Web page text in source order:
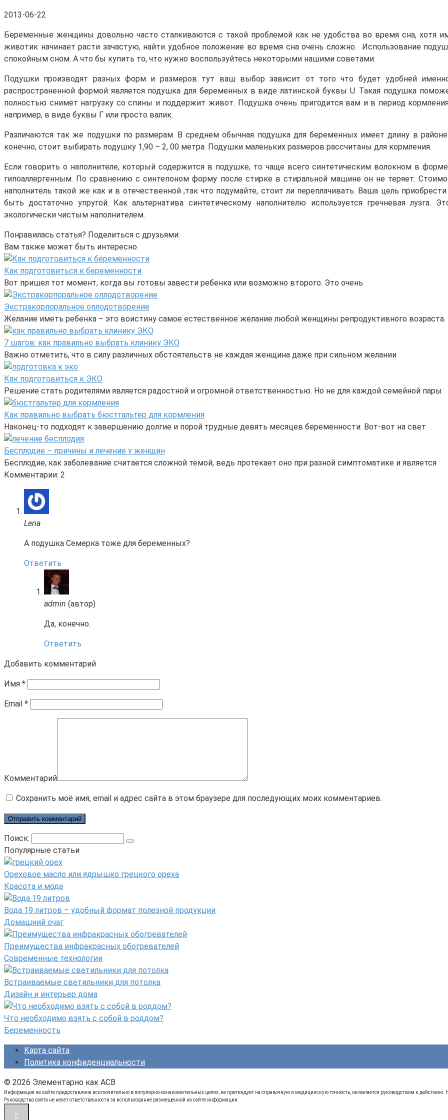
2013-06-22
Беременные женщины довольно часто сталкиваются с такой проблемой как не удобства во время сна, хотя
животик начинает расти зачастую, найти удобное положение во время сна очень сложно. Использование
спокойным сном. А что бы купить то, что нужно воспользуйтесь некоторыми нашими советами.
Подушки производят разных форм и размеров тут ваш выбор зависит от того что будет удобней
распространенной формой является подушка для беременных в виде латинской буквы U. Такая подушка
полностью снимет нагрузку со спины и поддержит живот. Подушка очень пригодится вам и в период
например, в виде буквы Г или просто валик.
Различаются так же подушки по размерам. В среднем обычная подушка для беременных имеет длину в
конечно, стоит выбирать подушку 1,90 – 2, 00 метра. Подушки маленьких размеров рассчитаны для кормления.
Если говорить о наполнителе, который содержится в подушке, то чаще всего синтетическим волокном в
гипоаллергенным. По сравнению с синтепоном форму после стирке в стиральной машине он не теряет.
наполнитель такой же как и в отечественной ,так что подумайте, стоит ли переплачивать. Ваша цель
быть достаточно упругой. Как альтернатива синтетическому наполнителю используется гречневая лузга.
экологически чистым наполнителем.
Понравилась статья? Поделиться с друзьями:
Вам также может быть интересно
Как подготовиться к беременности
Вот пришел тот момент, когда вы готовы завести ребенка или возможно второго. Это очень
Экстракорпоральное оплодотворение
Желание иметь ребенка – это воистину самое естественное желание любой женщины репродуктивного возраста.
7 шагов: как правильно выбрать клинику ЭКО
Важно отметить, что в силу различных обстоятельств не каждая женщина даже при сильном желании
Как подготовиться к ЭКО
Решение стать родителями является радостной и огромной ответственностью. Но не для каждой семейной пары
Как правильно выбрать бюстгальтер для кормления
Наконец-то подходят к завершению долгие и порой трудные девять месяцев беременности. Вот-вот на свет
Бесплодие – причины и лечение у женщин
Бесплодие, как заболевание считается сложной темой, ведь протекает оно при разной симптоматике и является
Комментарии: 2
Lena
А подушка Семерка тоже для беременных?
Ответить
admin (автор)
Да, конечно.
Ответить
Добавить комментарий
Имя *
Email *
Комментарий
Сохранить моё имя, email и адрес сайта в этом браузере для последующих моих комментариев.
Поиск:
Популярные статьи
Ореховое масло или ядрышко грецкого ореха
Красота и мода
Вода 19 литров – удобный формат полезной продукции
Домашний очаг
Преимущества инфракрасных обогревателей
Современные технологии
Встраиваемые светильники для потолка
Дизайн и интерьер дома
Что необходимо взять с собой в роддом?
Беременность
Карта сайта
Политика конфиденциальности
© 2026 Элементарно как ACB
Информация на сайте предоставлена исключительно в популярно-ознакомительных целях, не претендует на справочную и медицинскую точность, не является руководством к
Руководство сайта не несет ответственности за использование размещенной на сайте информации.